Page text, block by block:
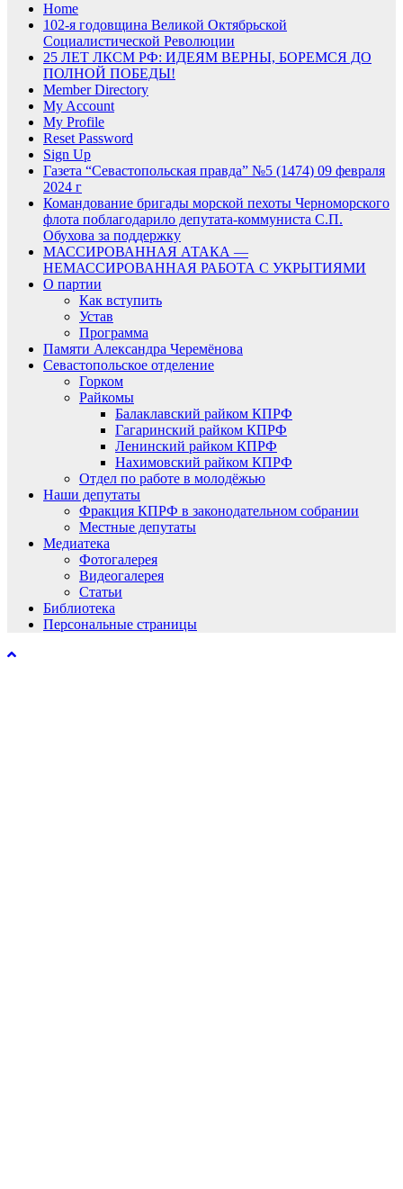
Home
102-я годовщина Великой Октябрьской
Социалистической Революции
25 ЛЕТ ЛКСМ РФ: ИДЕЯМ ВЕРНЫ, БОРЕМСЯ ДО
ПОЛНОЙ ПОБЕДЫ!
Member Directory
My Account
My Profile
Reset Password
Sign Up
Газета “Севастопольская правда” №5 (1474) 09 февраля
2024 г
Командование бригады морской пехоты Черноморского
флота поблагодарило депутата-коммуниста С.П.
Обухова за поддержку
МАССИРОВАННАЯ АТАКА —
НЕМАССИРОВАННАЯ РАБОТА С УКРЫТИЯМИ
О партии
Как вступить
Устав
Программа
Памяти Александра Черемёнова
Севастопольское отделение
Горком
Райкомы
Балаклавский райком КПРФ
Гагаринский райком КПРФ
Ленинский райком КПРФ
Нахимовский райком КПРФ
Отдел по работе в молодёжью
Наши депутаты
Фракция КПРФ в законодательном собрании
Местные депутаты
Медиатека
Фотогалерея
Видеогалерея
Статьи
Библиотека
Персональные страницы